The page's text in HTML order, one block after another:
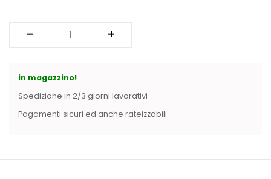
in magazzino!
Spedizione in 2/3 giorni lavorativi
Pagamenti sicuri ed anche rateizzabili